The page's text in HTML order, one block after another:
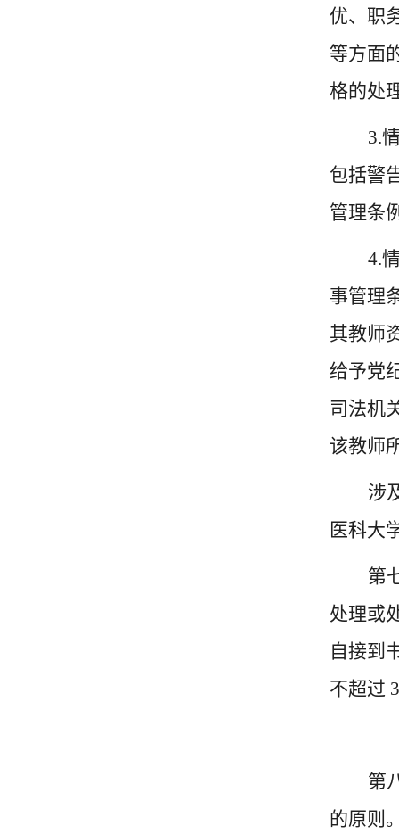
优、职
等方面
格的处
3.
包括警
管理条
4.
事管理
其教师
给予党
司法机
该教师
涉
医科大
第
处理或
自接到
不超过
第
的原则